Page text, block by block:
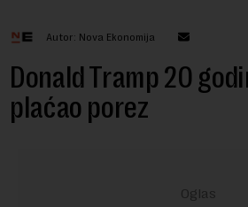
Autor: Nova Ekonomija
Donald Tramp 20
plaćao porez